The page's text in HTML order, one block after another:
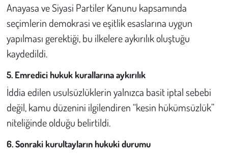
Anayasa ve Siyasi Partiler Kanunu kapsamında
seçimlerin demokrasi ve eşitlik esaslarına uygun
yapılması gerektiği, bu ilkelere aykırılık oluştuğu
kaydedildi.
5. Emredici hukuk kurallarına aykırılık
İddia edilen usulsüzlüklerin yalnızca basit iptal sebebi
değil, kamu düzenini ilgilendiren “kesin hükümsüzlük”
niteliğinde olduğu belirtildi.
6. Sonraki kurultayların hukuki durumu